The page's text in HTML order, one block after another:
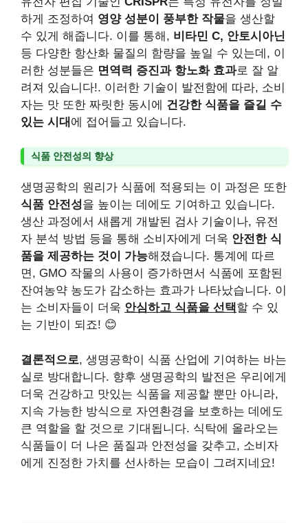
하게 조정하여 영양 성분이 풍부한 작물을 생산할
수 있게 해줍니다. 이를 통해, 비타민 C, 안토시아닌
등 다양한 항산화 물질의 함량을 높일 수 있는데, 이
러한 성분들은 면역력 증진과 항노화 효과로 잘 알
려져 있습니다!. 이러한 기술이 발전함에 따라, 소비
자는 맛 또한 짜릿한 동시에 건강한 식품을 즐길 수
있는 시대 에 접어들고 있습니다.
식품 안전성의 향상
생명공학의 원리가 식품에 적용되는 이 과정은 또한
식품 안전성을 높이는 데에도 기여하고 있습니다.
생산 과정에서 새롭게 개발된 검사 기술이나, 유전
자 분석 방법 등을 통해 소비자에게 더욱 안전한 식
품을 제공하는 것이 가능해졌습니다. 통계에 따르
면, GMO 작물의 사용이 증가하면서 식품에 포함된
잔여농약 농도가 감소하는 효과가 나타났습니다. 이
는 소비자들이 더욱 안심하고 식품을 선택할 수 있
는 기반이 되죠! 😊
결론적으로, 생명공학이 식품 산업에 기여하는 바는
실로 방대합니다. 향후 생명공학의 발전은 우리에게
더욱 건강하고 맛있는 식품을 제공할 뿐만 아니라,
지속 가능한 방식으로 자연환경을 보호하는 데에도
큰 역할을 할 것으로 기대됩니다. 식탁에 올라오는
식품들이 더 나은 품질과 안전성을 갖추고, 소비자
에게 진정한 가치를 선사하는 모습이 그려지네요!